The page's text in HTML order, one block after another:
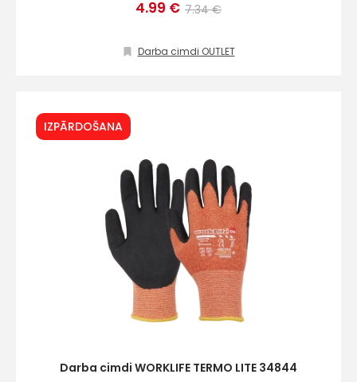
4.99 € 7.34 €
Darba cimdi OUTLET
IZPĀRDOŠANA
Darba cimdi WORKLIFE TERMO LITE 34844